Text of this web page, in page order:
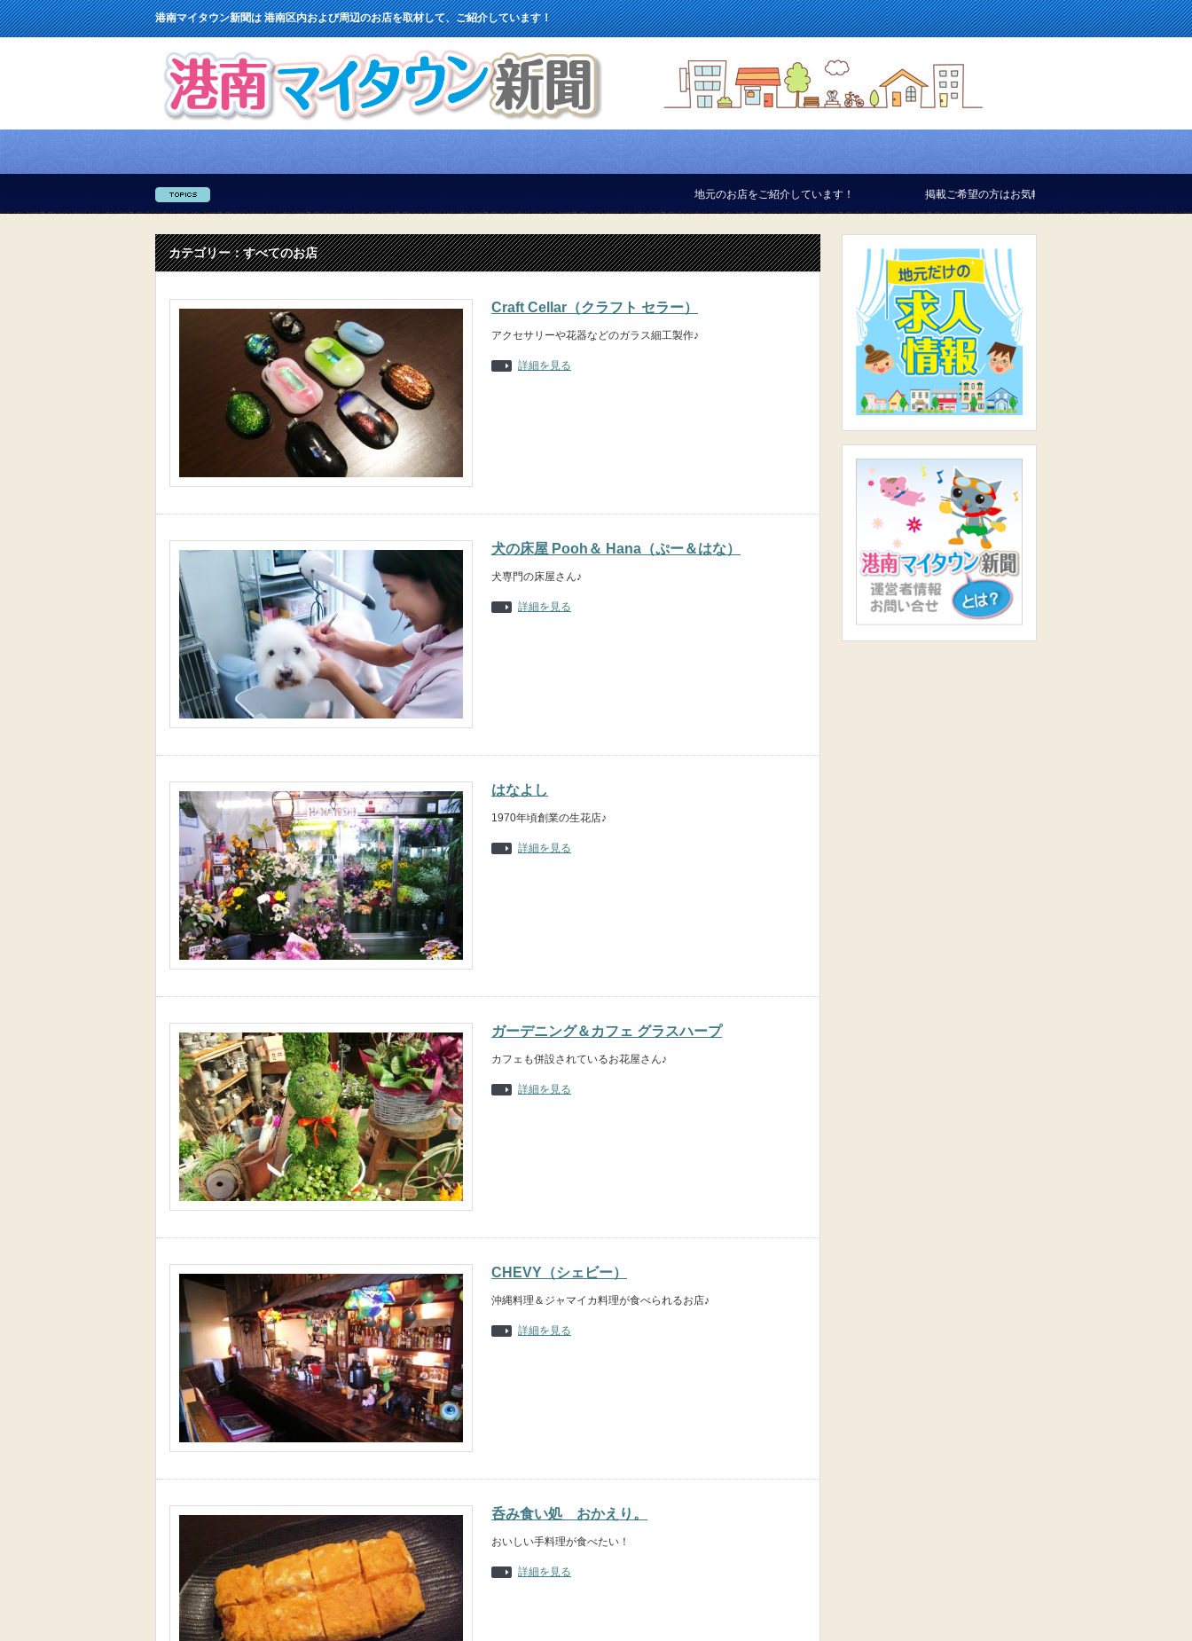
港南マイタウン新聞は 港南区内および周辺のお店を取材して、ご紹介しています！
地元のお店をご紹介しています！ 掲載ご希望の方はお気軽にお問合せください。
カテゴリー：すべてのお店
Craft Cellar（クラフト セラー）
アクセサリーや花器などのガラス細工製作♪
詳細を見る
犬の床屋 Pooh＆ Hana（ぷー＆はな）
犬専門の床屋さん♪
詳細を見る
はなよし
1970年頃創業の生花店♪
詳細を見る
ガーデニング＆カフェ グラスハープ
カフェも併設されているお花屋さん♪
詳細を見る
CHEVY（シェビー）
沖縄料理＆ジャマイカ料理が食べられるお店♪
詳細を見る
呑み食い処 おかえり。
おいしい手料理が食べたい！
詳細を見る